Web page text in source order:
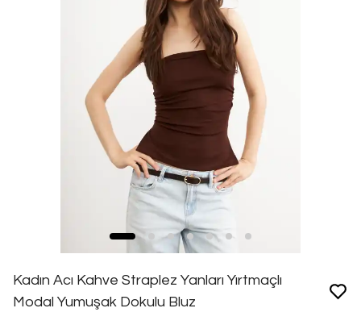
Kadın Acı Kahve Straplez Yanları Yırtmaçlı
Modal Yumuşak Dokulu Bluz